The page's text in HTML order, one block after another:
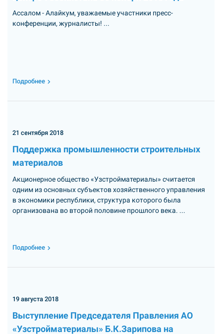
Ассалом - Алайкум, уважаемые участники пресс-
конференции, журналисты! ...
Подробнее
21 сентября 2018
Поддержка промышленности строительных
материалов
Акционерное общество «Узстройматериалы» считается
одним из основных субъектов хозяйственного управления
в экономики республики, структура которого была
организована во второй половине прошлого века. ...
Подробнее
19 августа 2018
Выступление Председателя Правления АО
«Узстройматериалы» Б.К.Зарипова на